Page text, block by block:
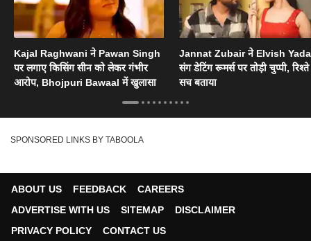
Kajal Raghwani ने Pawan Singh
पर लगाए किसिंग सीन को लेकर गंभीर
आरोप, Bhojpuri Bawaal में खुलासा
Jannat Zubair ने Elvish
संग डेटिंग रूमर्स पर तोड़ी चुप्पी,
सच बताया
SPONSORED LINKS BY TABOOLA
ABOUT US FEEDBACK
CAREERS
ADVERTISE WITH US
SITEMAP
DISCLAIMER
PRIVACY POLICY
CONTACT US